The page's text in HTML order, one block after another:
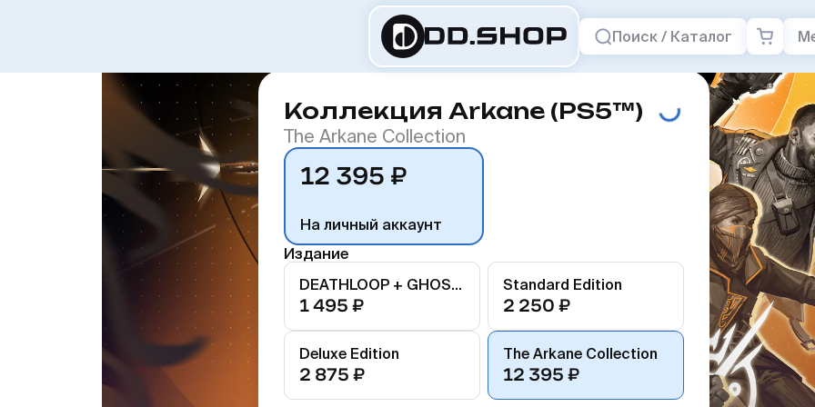
Поиск / Каталог
Коллекция Arkane (PS5™)
The Arkane Collection
12 395 ₽
На личный аккаунт
Издание
DEATHLOOP + GHOSTWIRE
1 495 ₽
Standard Edition
2 250 ₽
Deluxe Edition
2 875 ₽
The Arkane Collection
12 395 ₽